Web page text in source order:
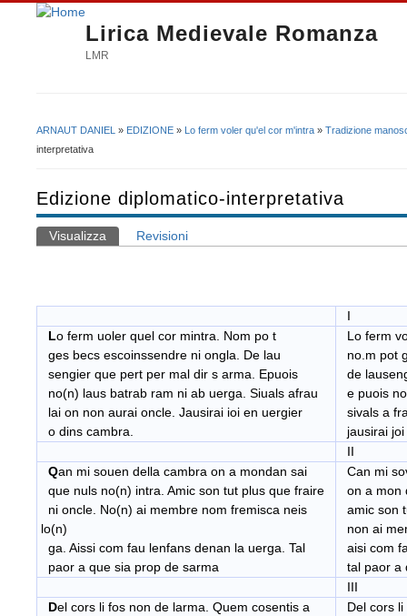
Lirica Medievale Romanza
LMR
Tu sei qui
ARNAUT DANIEL » EDIZIONE » Lo ferm voler qu'el cor m'intra » Tradizione
interpretativa
Edizione diplomatico-interpretativa
Schede primarie
Visualizza (scheda attiva)
Revisioni
I
Lo ferm uoler quel cor mintra. Nom po t
ges becs escoinssendre ni ongla. De lau
sengier que pert per mal dir s arma. Epuois
no(n) laus batrab ram ni ab uerga. Siuals afrau
lai on non aurai oncle. Jausirai ioi en uergier
o dins cambra.
Lo ferm
no.m pot
de
e puois
sivals a
jausirai
II
Qan mi souen della cambra on a mondan sai
que nuls no(n) intra. Amic son tut plus que fraire
ni oncle. No(n) ai membre nom fremisca neis
lo(n)
ga. Aissi com fau lenfans denan la uerga. Tal
paor a que sia prop de sarma
Can mi
on a mon
amic son
non ai
aisi com
tal paor a
III
Del cors li fos non de larma. Quem cosentis a
Del cors li